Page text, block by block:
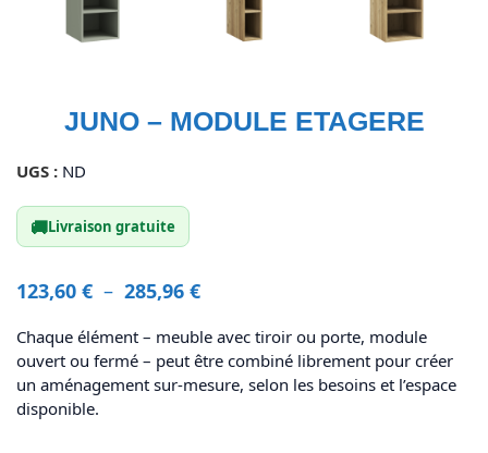
JUNO – MODULE ETAGERE
UGS : ND
🚚Livraison gratuite
123,60 € – 285,96 €
Chaque élément – meuble avec tiroir ou porte, module
ouvert ou fermé – peut être combiné librement pour créer
un aménagement sur-mesure, selon les besoins et l’espace
disponible.